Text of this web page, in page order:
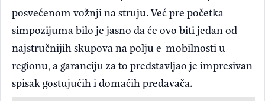
posvećenom vožnji na struju. Već pre početka
simpozijuma bilo je jasno da će ovo biti jedan od
najstručnijih skupova na polju e-mobilnosti u
regionu, a garanciju za to predstavljao je impresivan
spisak gostujućih i domaćih predavača.